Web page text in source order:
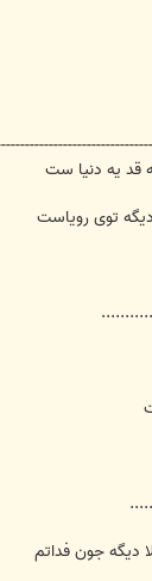
قد یه دنيا ست
توی رویاست
دیگه جون فداتم